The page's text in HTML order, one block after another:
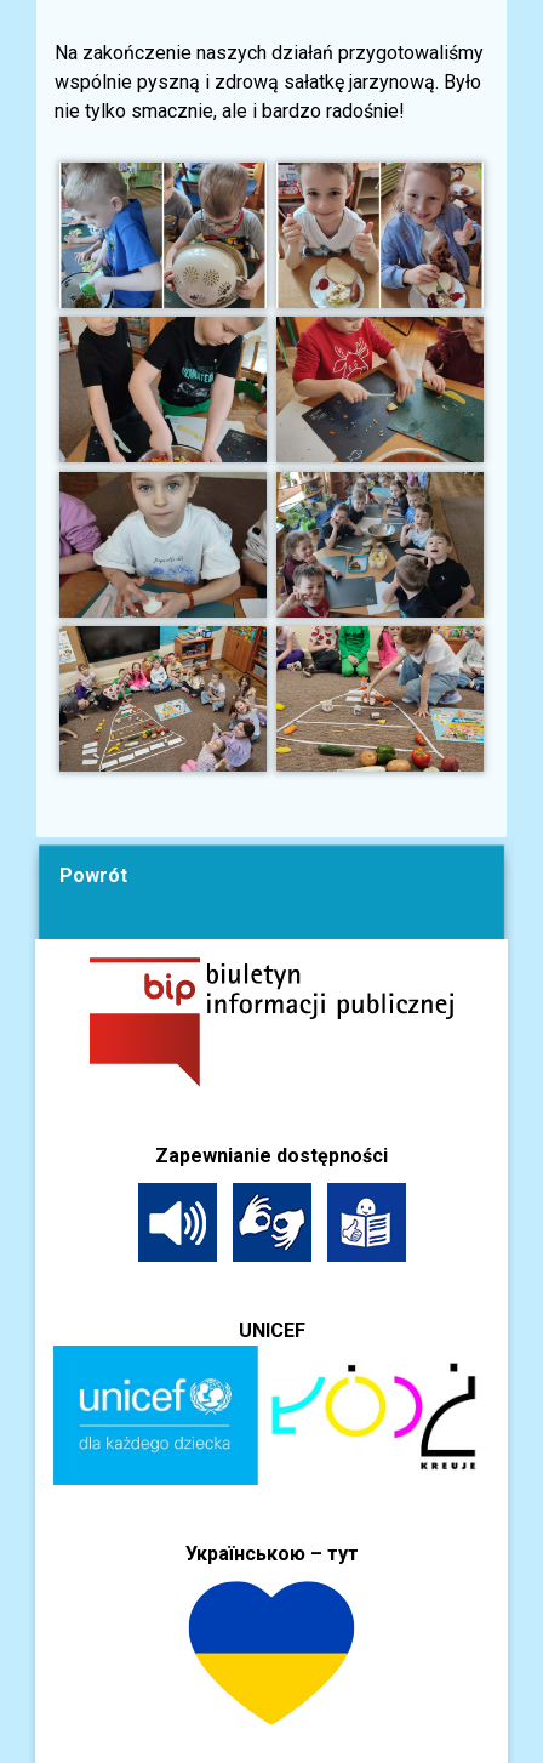
Na zakończenie naszych działań przygotowaliśmy
wspólnie pyszną i zdrową sałatkę jarzynową. Było
nie tylko smacznie, ale i bardzo radośnie!
Powrót
Zapewnianie dostępności
UNICEF
Українською – тут